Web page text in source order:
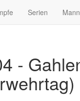
Serien
-